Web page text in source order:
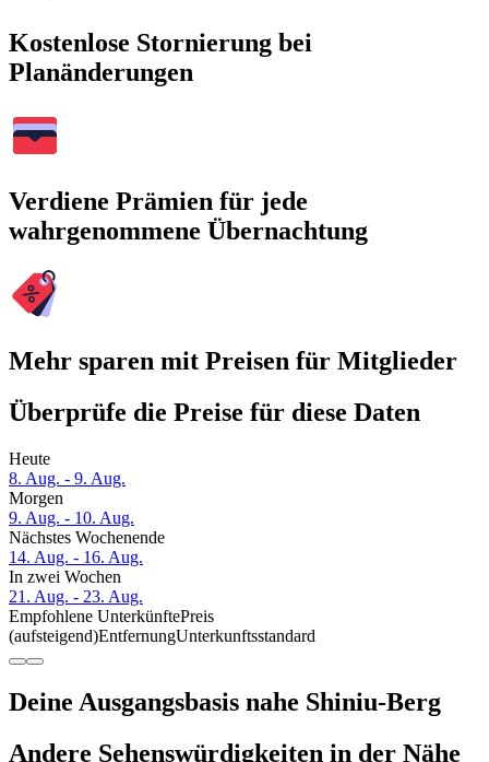
Kostenlose Stornierung bei
Planänderungen
Verdiene Prämien für jede
wahrgenommene Übernachtung
Mehr sparen mit Preisen für Mitglieder
Überprüfe die Preise für diese Daten
Heute
8. Aug. - 9. Aug.
Morgen
9. Aug. - 10. Aug.
Nächstes Wochenende
14. Aug. - 16. Aug.
In zwei Wochen
21. Aug. - 23. Aug.
Empfohlene UnterkünftePreis
(aufsteigend)EntfernungUnterkunftsstandard
Deine Ausgangsbasis nahe Shiniu-Berg
Andere Sehenswürdigkeiten in der Nähe